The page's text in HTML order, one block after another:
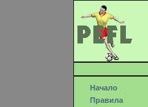
Начало
Правила